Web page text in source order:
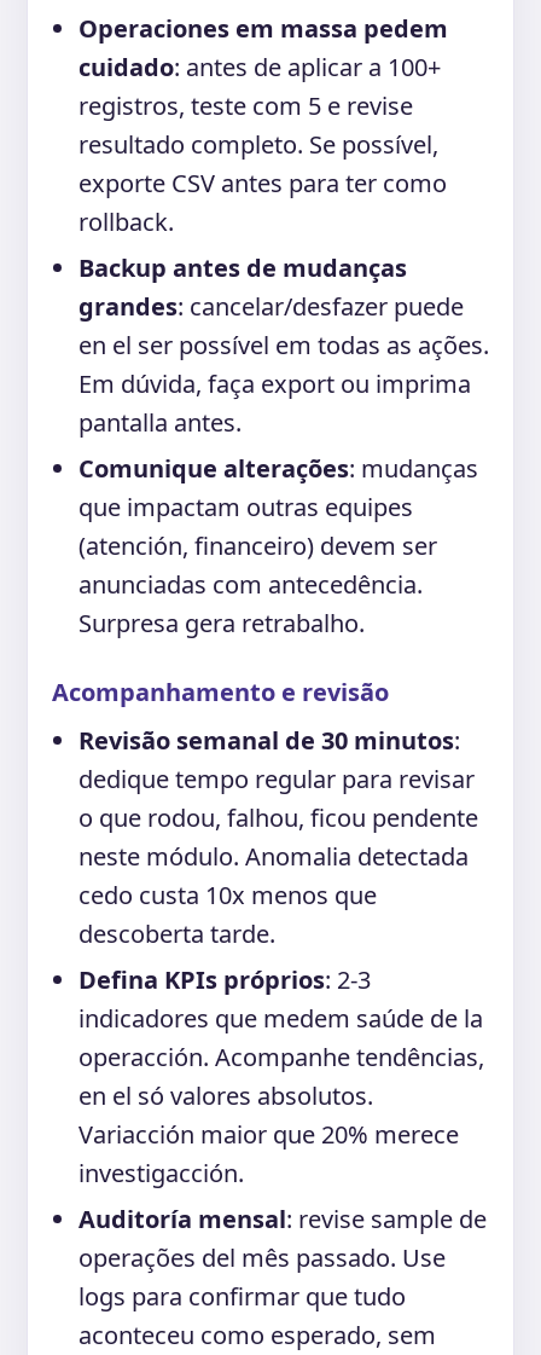
Operaciones em massa pedem
cuidado: antes de aplicar a 100+
registros, teste com 5 e revise
resultado completo. Se possível,
exporte CSV antes para ter como
rollback.
Backup antes de mudanças
grandes: cancelar/desfazer puede
en el ser possível em todas as ações.
Em dúvida, faça export ou imprima
pantalla antes.
Comunique alterações: mudanças
que impactam outras equipes
(atención, financeiro) devem ser
anunciadas com antecedência.
Surpresa gera retrabalho.
Acompanhamento e revisão
Revisão semanal de 30 minutos:
dedique tempo regular para revisar
o que rodou, falhou, ficou pendente
neste módulo. Anomalia detectada
cedo custa 10x menos que
descoberta tarde.
Defina KPIs próprios: 2-3
indicadores que medem saúde de la
operacción. Acompanhe tendências,
en el só valores absolutos.
Variacción maior que 20% merece
investigacción.
Auditoría mensal: revise sample de
operações del mês passado. Use
logs para confirmar que tudo
aconteceu como esperado, sem